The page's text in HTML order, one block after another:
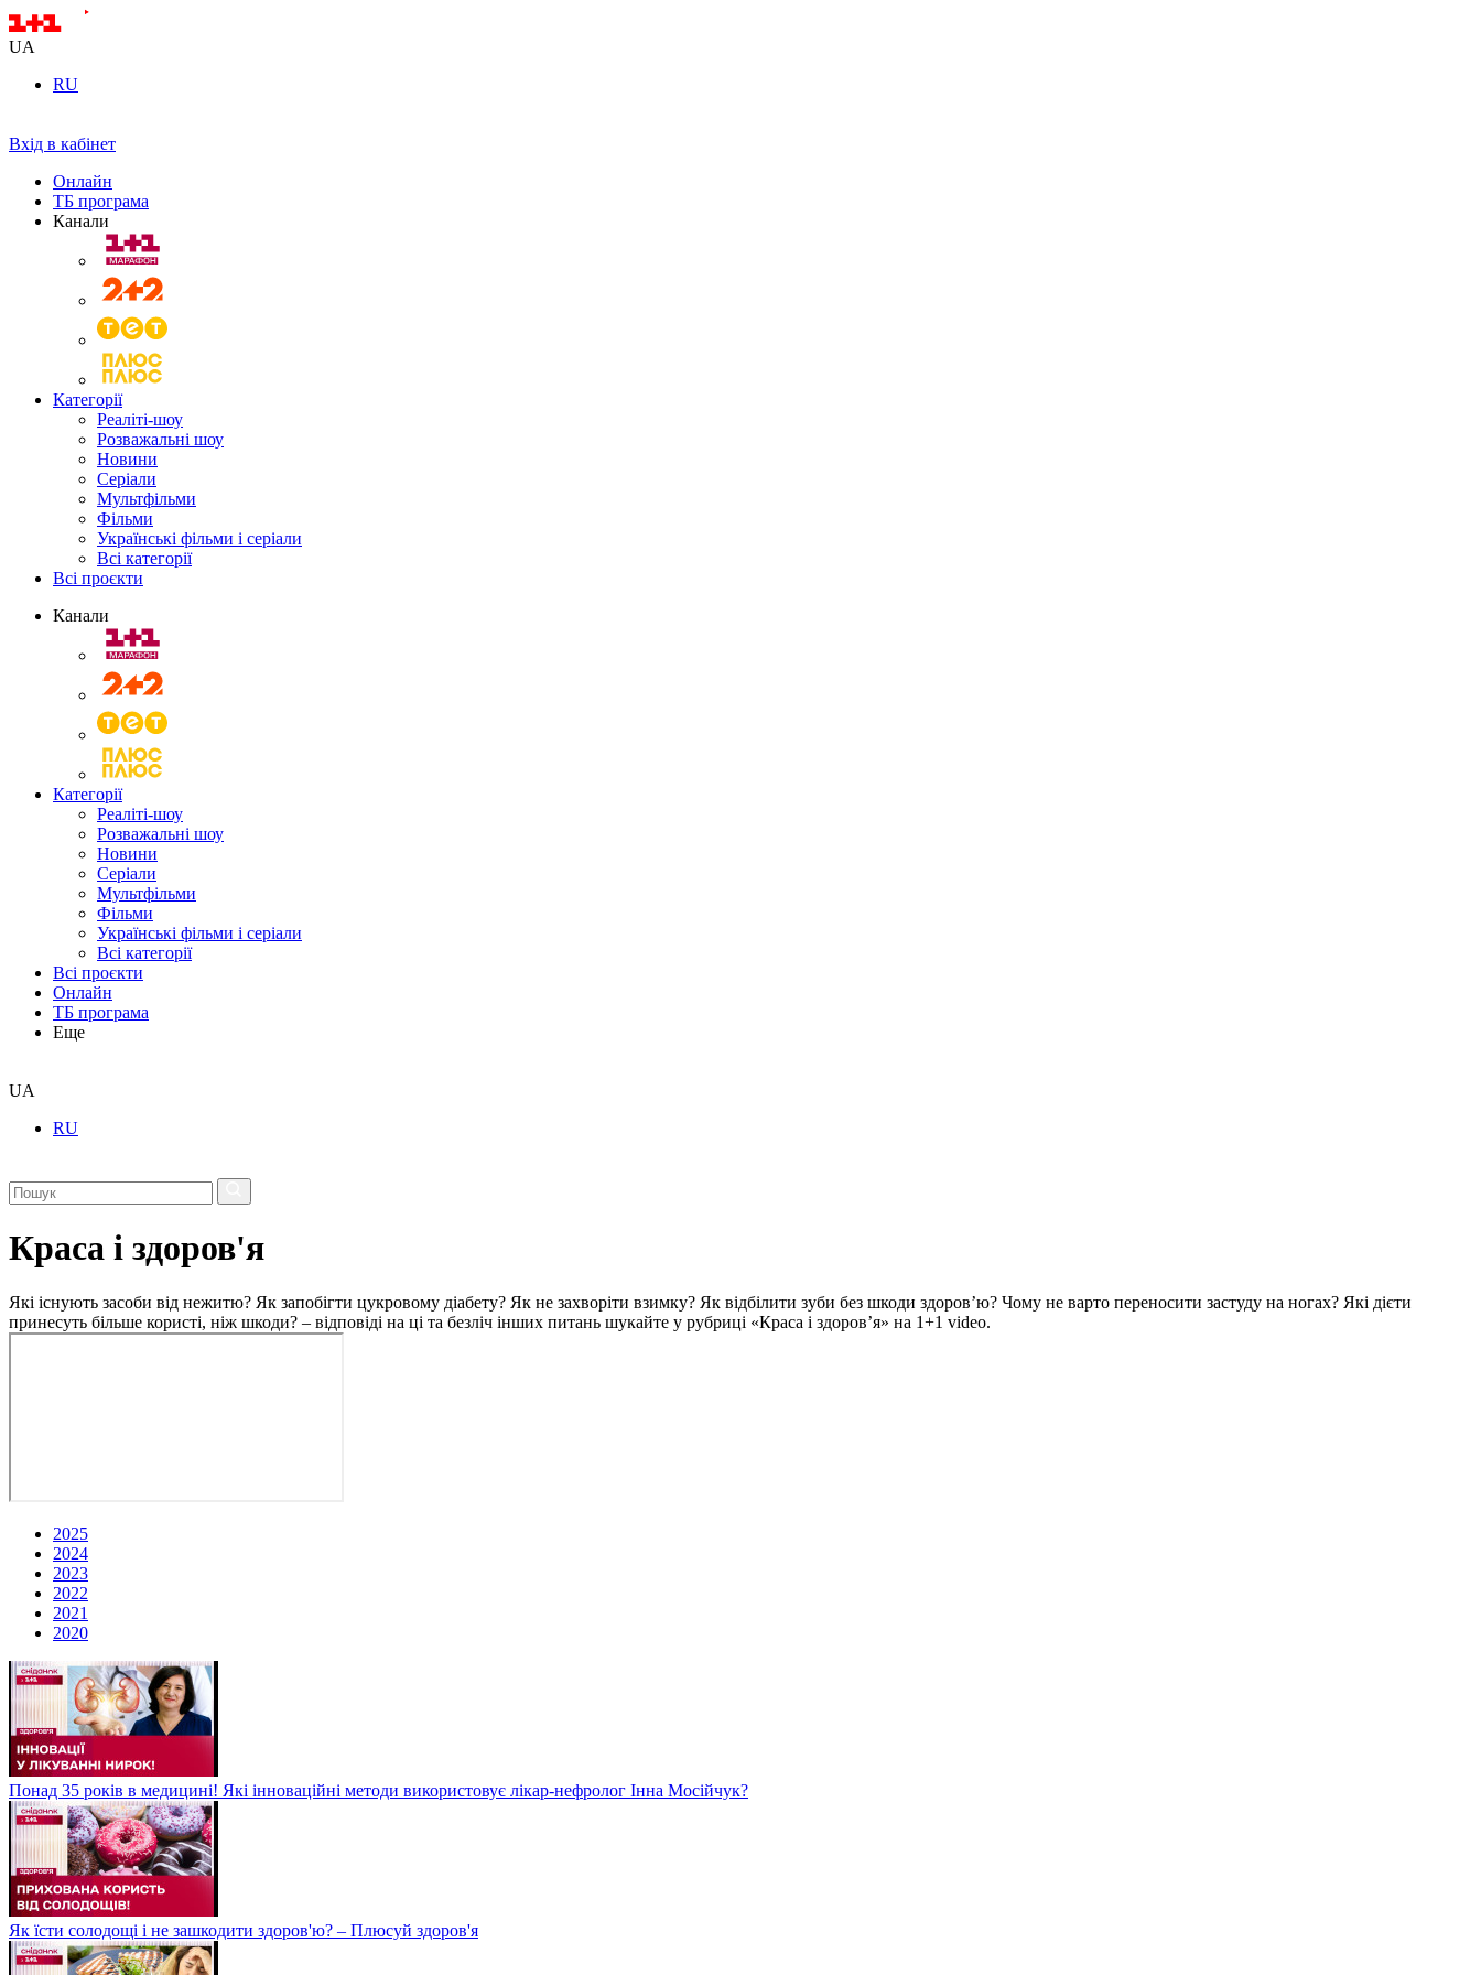
UA
RU
Вхід в кабінет
Онлайн
ТБ програма
Канали
Категорії
Реаліті-шоу
Розважальні шоу
Новини
Серіали
Мультфільми
Фільми
Українські фільми і серіали
Всі категорії
Всі проєкти
Канали
Категорії
Реаліті-шоу
Розважальні шоу
Новини
Серіали
Мультфільми
Фільми
Українські фільми і серіали
Всі категорії
Всі проєкти
Онлайн
ТБ програма
Еще
UA
RU
Краса і здоров'я
Які існують засоби від нежитю? Як запобігти цукровому діабету? Як не захворіти взимку? Як відбілити зуби без шкоди здоров’ю? Чому не варто переносити застуду на ногах? Які дієти
принесуть більше користі, ніж шкоди? – відповіді на ці та безліч інших питань шукайте у рубриці «Краса і здоров’я» на 1+1 video.
2025
2024
2023
2022
2021
2020
Понад 35 років в медицині! Які інноваційні методи використовує лікар-нефролог Інна Мосійчук?
Як їсти солодощі і не зашкодити здоров'ю? – Плюсуй здоров'я